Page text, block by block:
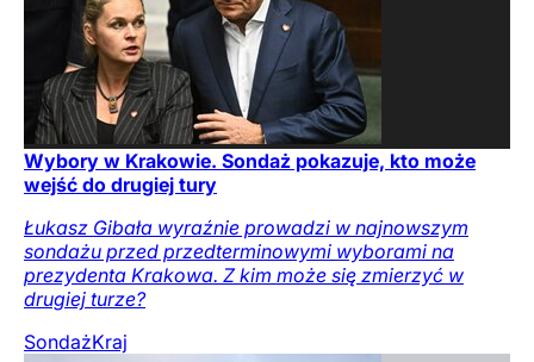
Wybory w Krakowie. Sondaż pokazuje, kto może
wejść do drugiej tury
Łukasz Gibała wyraźnie prowadzi w najnowszym
sondażu przed przedterminowymi wyborami na
prezydenta Krakowa. Z kim może się zmierzyć w
drugiej turze?
SondażKraj